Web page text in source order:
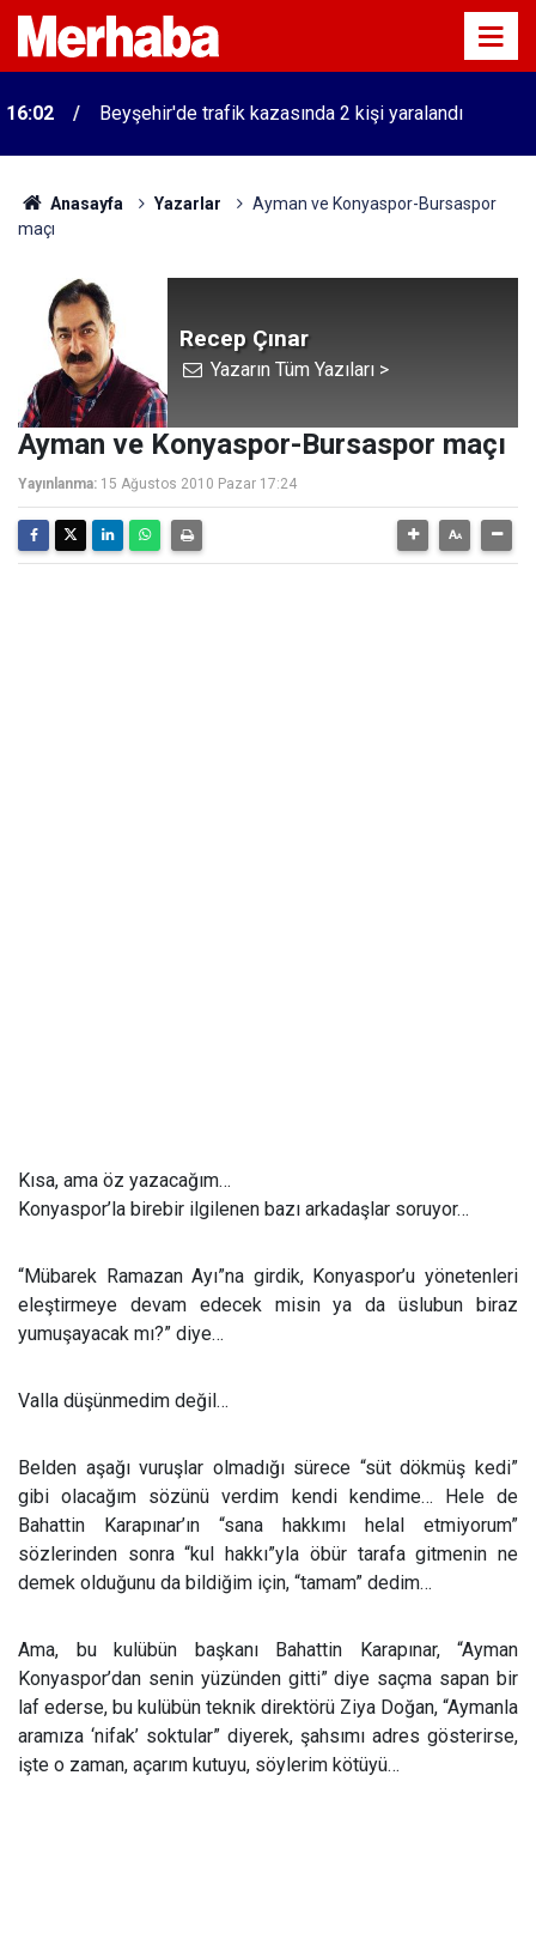
16:02 Beyşehir'de trafik kazasında 2 kişi yaralandı
Anasayfa Yazarlar
Ayman ve Konyaspor-Bursaspor
maçı
Recep Çınar
Yazarın Tüm Yazıları >
Ayman ve Konyaspor-Bursaspor maçı
Yayınlanma: 15 Ağustos 2010 Pazar 17:24
Kısa, ama öz yazacağım…
Konyaspor’la birebir ilgilenen bazı arkadaşlar soruyor…
“Mübarek Ramazan Ayı”na girdik, Konyaspor’u yönetenleri
eleştirmeye devam edecek misin ya da üslubun biraz
yumuşayacak mı?” diye…
Valla düşünmedim değil…
Belden aşağı vuruşlar olmadığı sürece “süt dökmüş kedi”
gibi olacağım sözünü verdim kendi kendime… Hele de
Bahattin Karapınar’ın “sana hakkımı helal etmiyorum”
sözlerinden sonra “kul hakkı”yla öbür tarafa gitmenin ne
demek olduğunu da bildiğim için, “tamam” dedim…
Ama, bu kulübün başkanı Bahattin Karapınar, “Ayman
Konyaspor’dan senin yüzünden gitti” diye saçma sapan bir
laf ederse, bu kulübün teknik direktörü Ziya Doğan, “Aymanla
aramıza ‘nifak’ soktular” diyerek, şahsımı adres gösterirse,
işte o zaman, açarım kutuyu, söylerim kötüyü…